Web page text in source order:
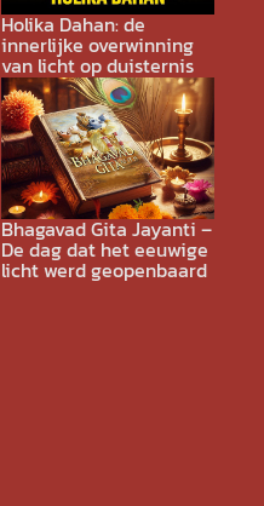
Holika Dahan: de
innerlijke overwinning
van licht op duisternis
Bhagavad Gita Jayanti –
De dag dat het eeuwige
licht werd geopenbaard